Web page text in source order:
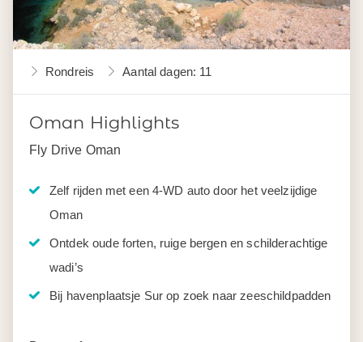
Rondreis Aantal dagen: 11
Oman Highlights
Fly Drive Oman
Zelf rijden met een 4-WD auto door het veelzijdige
Oman
Ontdek oude forten, ruige bergen en schilderachtige
wadi’s
Bij havenplaatsje Sur op zoek naar zeeschildpadden